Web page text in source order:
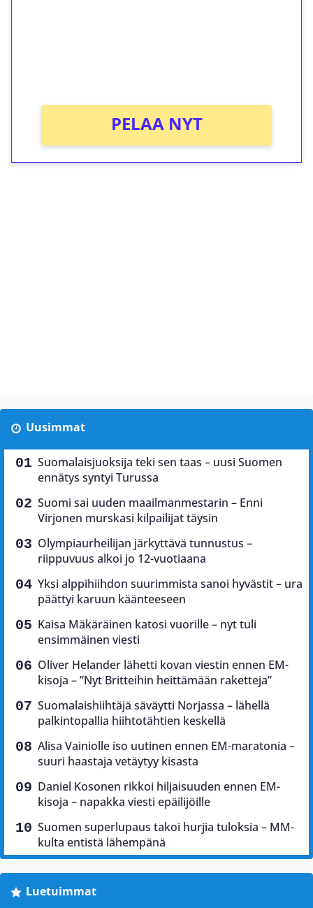
PELAA NYT
Uusimmat
Suomalaisjuoksija teki sen taas – uusi Suomen
ennätys syntyi Turussa
Suomi sai uuden maailmanmestarin – Enni
Virjonen murskasi kilpailijat täysin
Olympiaurheilijan järkyttävä tunnustus –
riippuvuus alkoi jo 12-vuotiaana
Yksi alppihiihdon suurimmista sanoi hyvästit – ura
päättyi karuun käänteeseen
Kaisa Mäkäräinen katosi vuorille – nyt tuli
ensimmäinen viesti
Oliver Helander lähetti kovan viestin ennen EM-
kisoja – ”Nyt Britteihin heittämään raketteja”
Suomalaishiihtäjä säväytti Norjassa – lähellä
palkintopallia hiihtotähtien keskellä
Alisa Vainiolle iso uutinen ennen EM-maratonia –
suuri haastaja vetäytyy kisasta
Daniel Kosonen rikkoi hiljaisuuden ennen EM-
kisoja – napakka viesti epäilijöille
Suomen superlupaus takoi hurjia tuloksia – MM-
kulta entistä lähempänä
Luetuimmat